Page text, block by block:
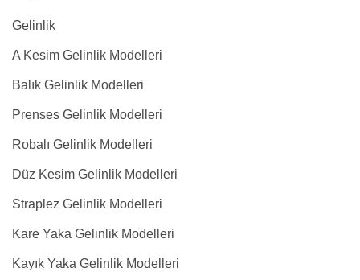
Gelinlik
A Kesim Gelinlik Modelleri
Balık Gelinlik Modelleri
Prenses Gelinlik Modelleri
Robalı Gelinlik Modelleri
Düz Kesim Gelinlik Modelleri
Straplez Gelinlik Modelleri
Kare Yaka Gelinlik Modelleri
Kayık Yaka Gelinlik Modelleri